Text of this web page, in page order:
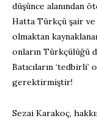
düşünce alanından
Hatta Türkçü şair
olmaktan
onların Türkçülüğü
Batıcıların ‘tedbirli’
gerektirmiştir!
Sezai Karakoç,